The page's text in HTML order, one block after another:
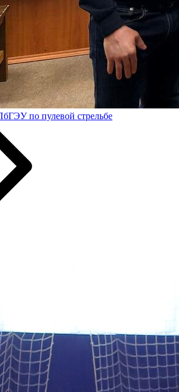
по пулевой стрельбе